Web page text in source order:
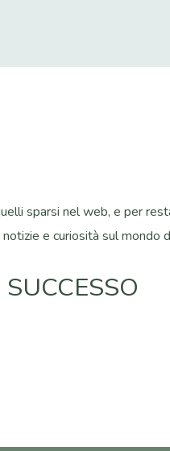
sparsi nel web, e per
e curiosità sul mondo